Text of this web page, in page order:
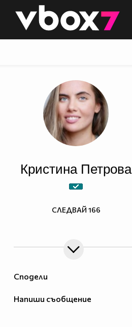
👾
Сподели
Напиши съобщение
Кристина Петрова
СЛЕДВАЙ 166